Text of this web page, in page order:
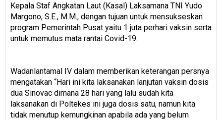
Kepala Staf Angkatan Laut (Kasal) Laksamana TNI Yudo
Margono, S.E., M.M., dengan tujuan untuk mensukseskan
program Pemerintah Pusat yaitu 1 juta perhari vaksin serta
untuk memutus mata rantai Covid-19.
Wadanlantamal IV dalam memberikan keterangan persnya
mengatakan “Hari ini kita laksanakan lanjutan vaksin dosis
dua Sinovac dimana 28 hari yang lalu sudah kita
laksanakan di Poltekes ini juga dosis satu, namun kita
tidak menutup kemungkinan apabila ada yang belum